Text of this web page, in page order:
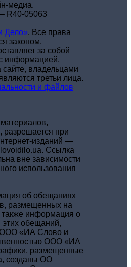
медиа.
R40-05063
Дело». Все права
законом.
за собой
информацией,
сайте, владельцами
третьи лица.
и файлов
разрешается при
изданий —
Ссылка
вне зависимости
использования
об обещаниях
размещенных на
информация о
обещаний,
ООО «ИА Слово и
ООО «ИА
размещенные
созданы ОО